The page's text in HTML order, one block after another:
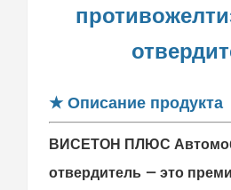
★Описание продукта
ВИСЕТОН ПЛЮС
отвердитель — это